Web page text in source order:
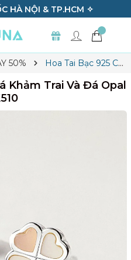
HÀ NỘI & TP.HCM ✧
50%
Hoa Tai Bạc 925 Cỏ
Khảm Trai Và Đá Opal